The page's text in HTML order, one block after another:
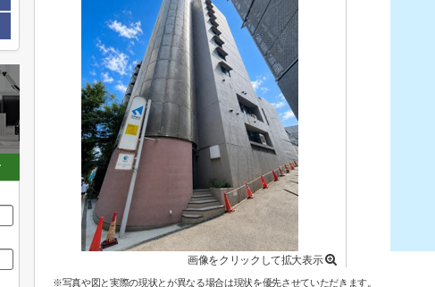
画像をクリックして拡大表示
※写真や図と実際の現状とが異なる場合は現状を優先させていただきます。